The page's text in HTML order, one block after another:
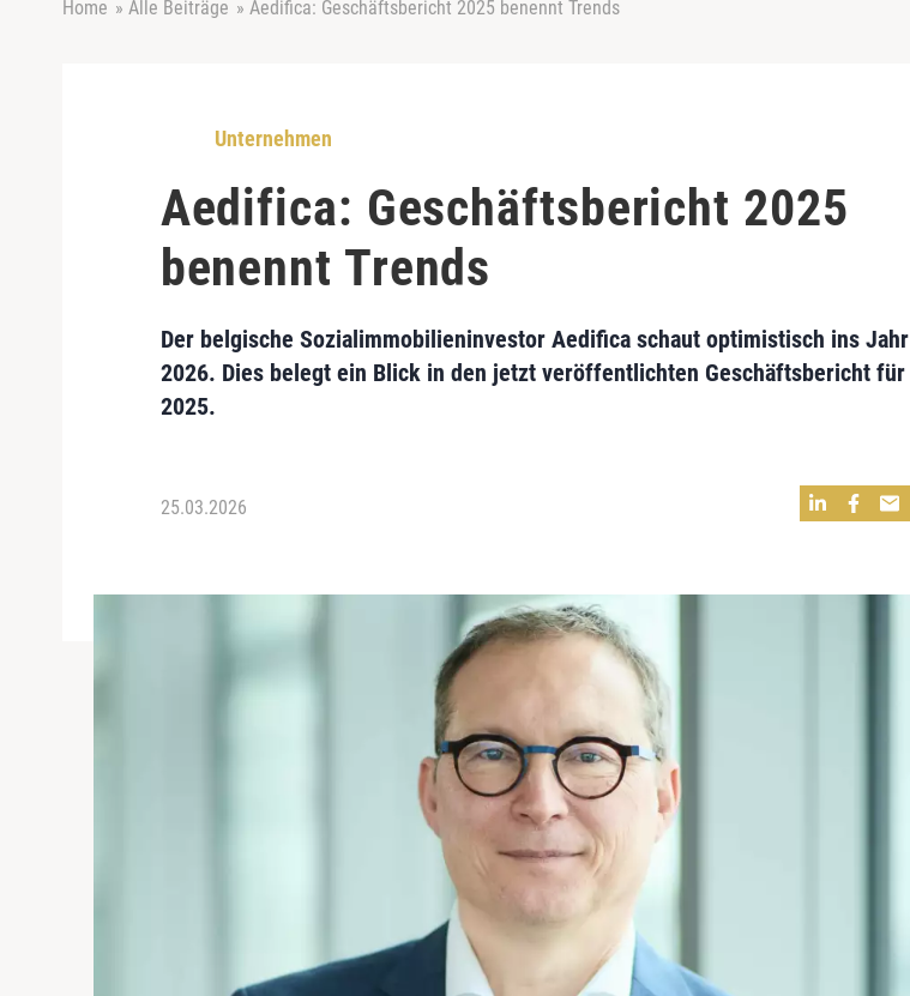
Home » Alle Beiträge » Aedifica: Geschäftsbericht 2025 benennt Trends
Unternehmen
Aedifica: Geschäftsbericht 2025
benennt Trends
Der belgische Sozialimmobilieninvestor Aedifica schaut optimistisch ins Jahr
2026. Dies belegt ein Blick in den jetzt veröffentlichten Geschäftsbericht für
2025.
25.03.2026